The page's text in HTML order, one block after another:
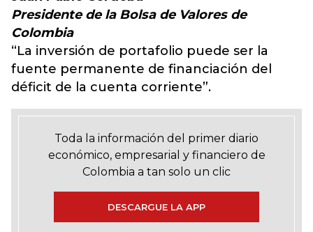
Presidente de la Bolsa de Valores de
Colombia
“La inversión de portafolio puede ser la
fuente permanente de financiación del
déficit de la cuenta corriente”.
Toda la información del primer diario
económico, empresarial y financiero de
Colombia a tan solo un clic
DESCARGUE LA APP